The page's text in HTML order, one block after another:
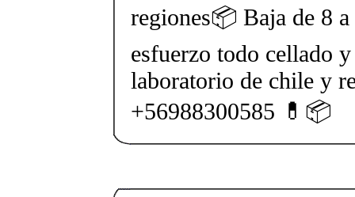
regiones📦 Baja de 8
esfuerzo todo cellado
laboratorio de chile y
+56988300585 💊📦